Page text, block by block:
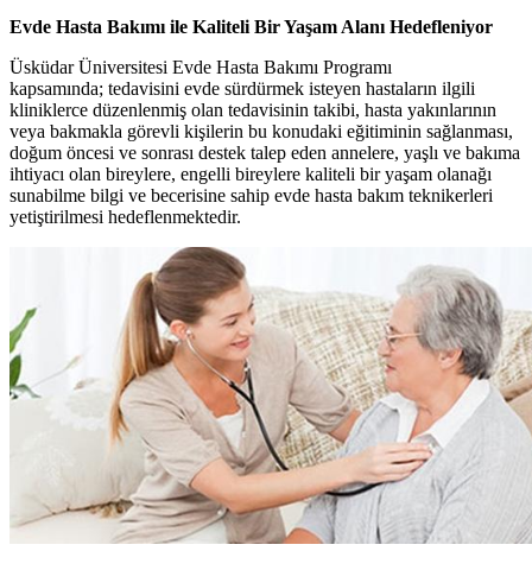
Evde Hasta Bakımı ile Kaliteli Bir Yaşam Alanı Hedefleniyor
Üsküdar Üniversitesi Evde Hasta Bakımı Programı
kapsamında; tedavisini evde sürdürmek isteyen hastaların ilgili
kliniklerce düzenlenmiş olan tedavisinin takibi, hasta yakınlarının
veya bakmakla görevli kişilerin bu konudaki eğitiminin sağlanması,
doğum öncesi ve sonrası destek talep eden annelere, yaşlı ve bakıma
ihtiyacı olan bireylere, engelli bireylere kaliteli bir yaşam olanağı
sunabilme bilgi ve becerisine sahip evde hasta bakım teknikerleri
yetiştirilmesi hedeflenmektedir.